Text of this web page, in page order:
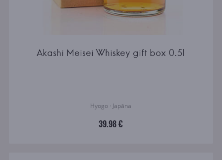
Akashi Meisei Whiskey gift box 0.5l
Hyogo · Japāna
39.98 €